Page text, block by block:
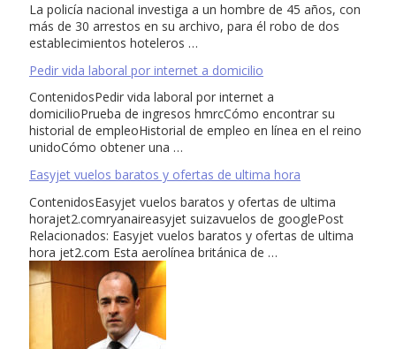
La policía nacional investiga a un hombre de 45 años, con
más de 30 arrestos en su archivo, para él robo de dos
establecimientos hoteleros …
Pedir vida laboral por internet a domicilio
ContenidosPedir vida laboral por internet a
domicilioPrueba de ingresos hmrcCómo encontrar su
historial de empleoHistorial de empleo en línea en el reino
unidoCómo obtener una …
Easyjet vuelos baratos y ofertas de ultima hora
ContenidosEasyjet vuelos baratos y ofertas de ultima
horajet2.comryanaireasyjet suizavuelos de googlePost
Relacionados: Easyjet vuelos baratos y ofertas de ultima
hora jet2.com Esta aerolínea británica de …